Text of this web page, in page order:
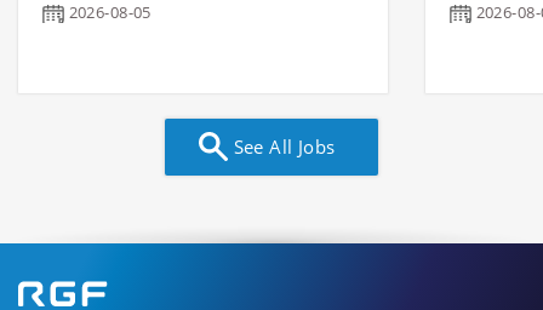
2026-08-05
2026-
See All Jobs